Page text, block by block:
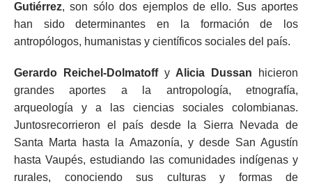
Gutiérrez, son sólo dos ejemplos de ello. Sus aportes
han sido determinantes en la formación de los
antropólogos, humanistas y científicos sociales del país.
Gerardo Reichel-Dolmatoff y Alicia Dussan
hicieron
grandes aportes a la antropología, etnografía,
arqueología y a las ciencias sociales colombianas.
Juntosrecorrieron el país desde la Sierra Nevada de
Santa Marta hasta la Amazonía, y desde San Agustín
hasta Vaupés, estudiando las comunidades indígenas y
rurales, conociendo sus culturas y formas de